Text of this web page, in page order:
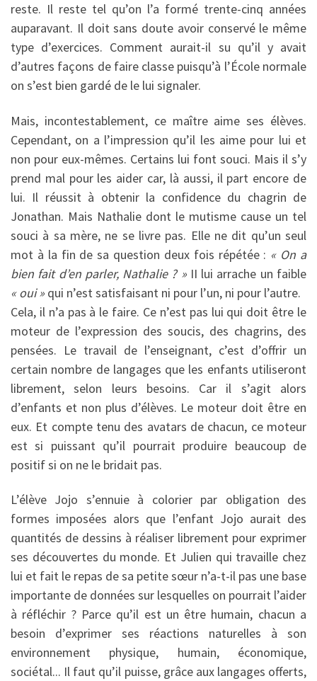
reste. Il reste tel qu’on l’a formé trente-cinq années
auparavant. Il doit sans doute avoir conservé le même
type d’exercices. Comment aurait-il su qu’il y avait
d’autres façons de faire classe puisqu’à l’École normale
on s’est bien gardé de le lui signaler.
Mais, incontestablement, ce maître aime ses élèves.
Cependant, on a l’impression qu’il les aime pour lui et
non pour eux-mêmes. Certains lui font souci. Mais il s’y
prend mal pour les aider car, là aussi, il part encore de
lui. Il réussit à obtenir la confidence du chagrin de
Jonathan. Mais Nathalie dont le mutisme cause un tel
souci à sa mère, ne se livre pas. Elle ne dit qu’un seul
mot à la fin de sa question deux fois répétée : « On a
bien fait d’en parler, Nathalie ? »II lui arrache un faible
« oui » qui n’est satisfaisant ni pour l’un, ni pour l’autre.
Cela, il n’a pas à le faire. Ce n’est pas lui qui doit être le
moteur de l’expression des soucis, des chagrins, des
pensées. Le travail de l’enseignant, c’est d’offrir un
certain nombre de langages que les enfants utiliseront
librement, selon leurs besoins. Car il s’agit alors
d’enfants et non plus d’élèves. Le moteur doit être en
eux. Et compte tenu des avatars de chacun, ce moteur
est si puissant qu’il pourrait produire beaucoup de
positif si on ne le bridait pas.
L’élève Jojo s’ennuie à colorier par obligation des
formes imposées alors que l’enfant Jojo aurait des
quantités de dessins à réaliser librement pour exprimer
ses découvertes du monde. Et Julien qui travaille chez
lui et fait le repas de sa petite sœur n’a-t-il pas une base
importante de données sur lesquelles on pourrait l’aider
à réfléchir ? Parce qu’il est un être humain, chacun a
besoin d’exprimer ses réactions naturelles à son
environnement physique, humain, économique,
sociétal... Il faut qu’il puisse, grâce aux langages offerts,